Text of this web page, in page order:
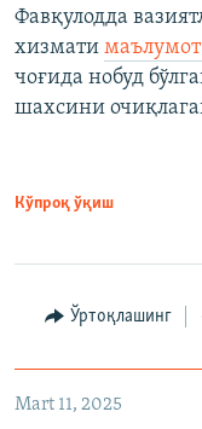
Фавқулодда
хизмати
чоғида нобуд
шахсини
Кўпроқ ўқиш
Ўртоқлашинг
Mart 11, 2025